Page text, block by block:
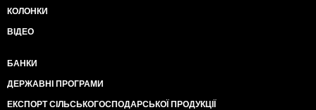
КОЛОНКИ
ВІДЕО
БАНКИ
ДЕРЖАВНІ ПРОГРАМИ
ЕКСПОРТ СІЛЬСЬКОГОСПОДАРСЬКОЇ ПРОДУКЦІЇ